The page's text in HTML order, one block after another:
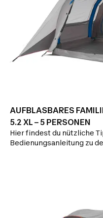
AUFBLASBARES
5.2 XL – 5 PERSONEN
Hier findest du nützliche
Bedienungsanleitung zu